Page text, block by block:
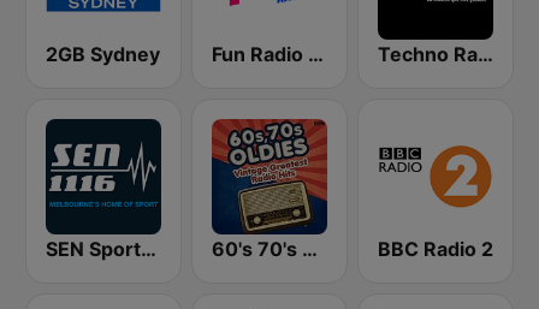
2GB Sydney Fun Radio FRANCE Techno Radio
SEN Sports 1116 AM 60's 70's Oldies BBC Radio 2